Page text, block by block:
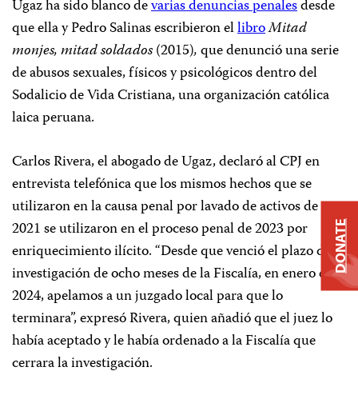
Ugaz ha sido blanco devarias denuncias penalesdesde
que ella y Pedro Salinas escribieron ellibroMitad
monjes, mitad soldados(2015),que denunció una serie
de abusos sexuales, físicos y psicológicos dentro del
Sodalicio de Vida Cristiana, una organización católica
laica peruana.
Carlos Rivera, el abogado de Ugaz, declaró al CPJ en
entrevista telefónica que los mismos hechos que se
utilizaron en la causa penal por lavado de activos de
2021 se utilizaron en el proceso penal de 2023 por
enriquecimiento ilícito. “Desde que venció el plazo de
investigación de ocho meses de la Fiscalía, en enero de
2024, apelamos a un juzgado local para que lo
terminara”, expresó Rivera, quien añadió que el juez lo
había aceptado y le había ordenado a la Fiscalía que
cerrara la investigación.
DONATE